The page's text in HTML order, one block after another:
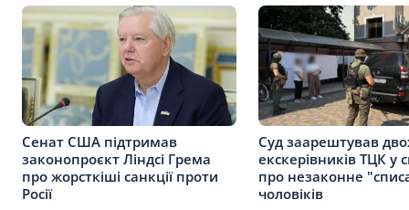
Сенат США підтримав
законопроєкт Ліндсі Грема
про жорсткіші санкції проти
Росії
Суд заарештував
екскерівників ТЦК у
про незаконне
чоловіків